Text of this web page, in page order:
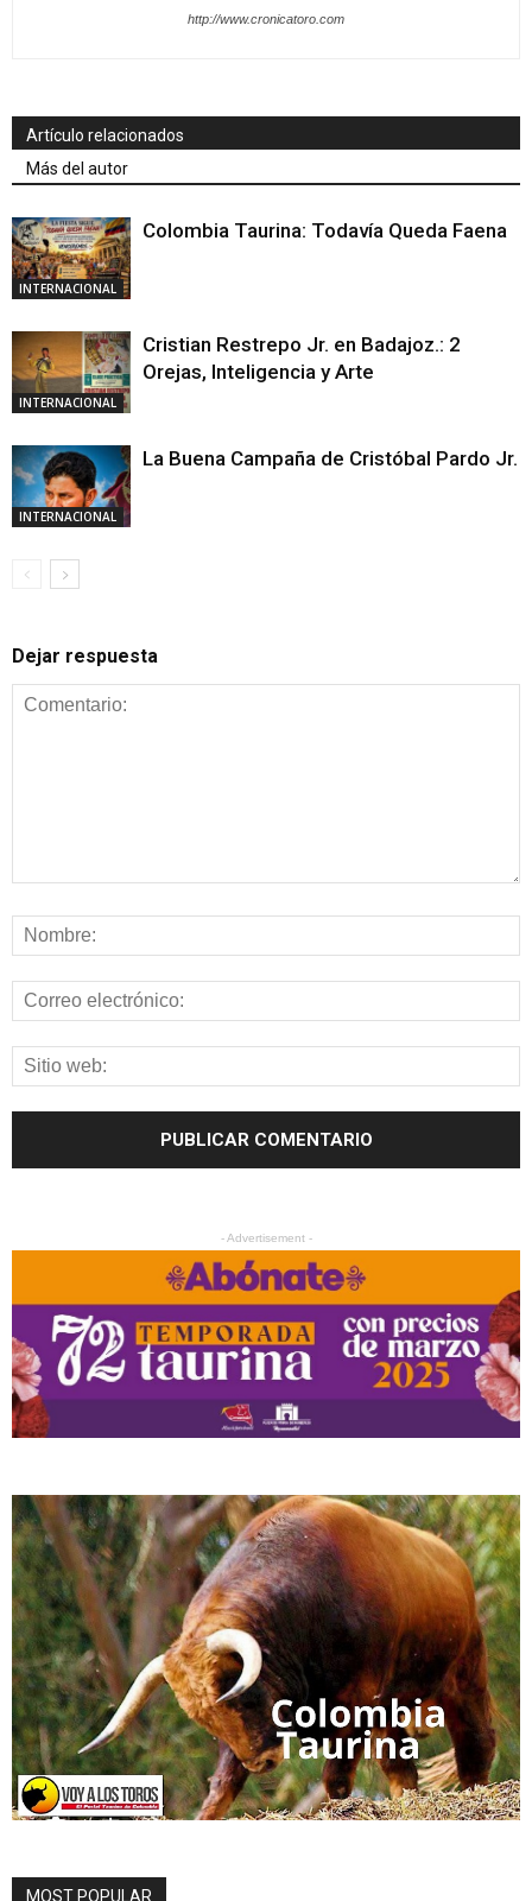
http://www.cronicatoro.com
Artículo relacionados
Más del autor
INTERNACIONAL
Colombia Taurina: Todavía Queda Faena
INTERNACIONAL
Cristian Restrepo Jr. en Badajoz.: 2
Orejas, Inteligencia y Arte
INTERNACIONAL
La Buena Campaña de Cristóbal Pardo Jr.
Dejar respuesta
- Advertisement -
MOST POPULAR